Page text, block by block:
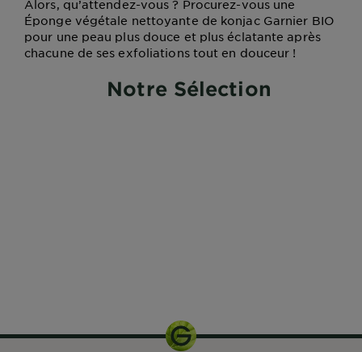
Alors, qu’attendez-vous ? Procurez-vous une
Éponge végétale nettoyante de konjac Garnier BIO
pour une peau plus douce et plus éclatante après
chacune de ses exfoliations tout en douceur !
Notre Sélection